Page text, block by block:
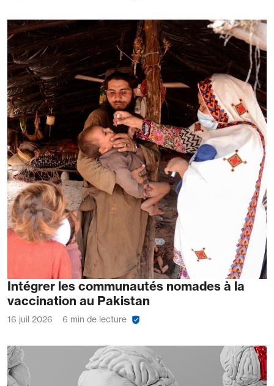
Intégrer les communautés nomades à la
vaccination au Pakistan
16 juil 2026 6 min de lecture